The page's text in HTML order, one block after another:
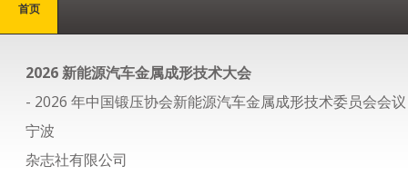
首页
2026 新能源汽车金属成形技术大会
- 2026 年中国锻压协会新能源汽车金属成形技术委员会会议
宁波
杂志社有限公司